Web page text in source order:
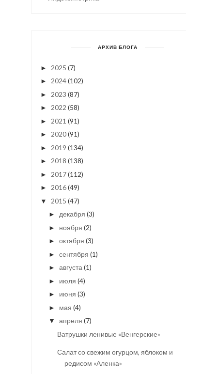
АРХИВ БЛОГА
► 2025 (7)
► 2024(102)
► 2023 (87)
► 2022 (58)
► 2021 (91)
► 2020(91)
► 2019 (134)
► 2018 (138)
► 2017(112)
► 2016(49)
▼ 2015 (47)
► декабря (3)
► ноября (2)
► октября (3)
► сентября (1)
► августа (1)
► июля (4)
► июня (3)
► мая (4)
▼ апреля (7)
Ватрушки ленивые «Венгерские»
Салат со свежим огурцом, яблоком и
редисом «Аленка»